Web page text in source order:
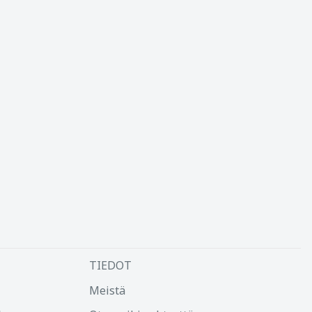
TIEDOT
Meistä